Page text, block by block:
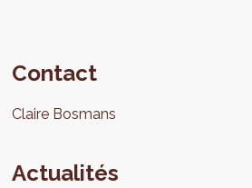
Contact
Claire Bosmans
Actualités